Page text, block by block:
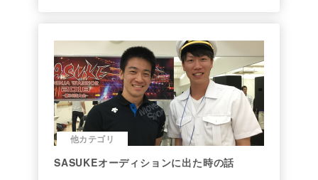
他カテゴリ
SASUKEオーディションに出た時の話